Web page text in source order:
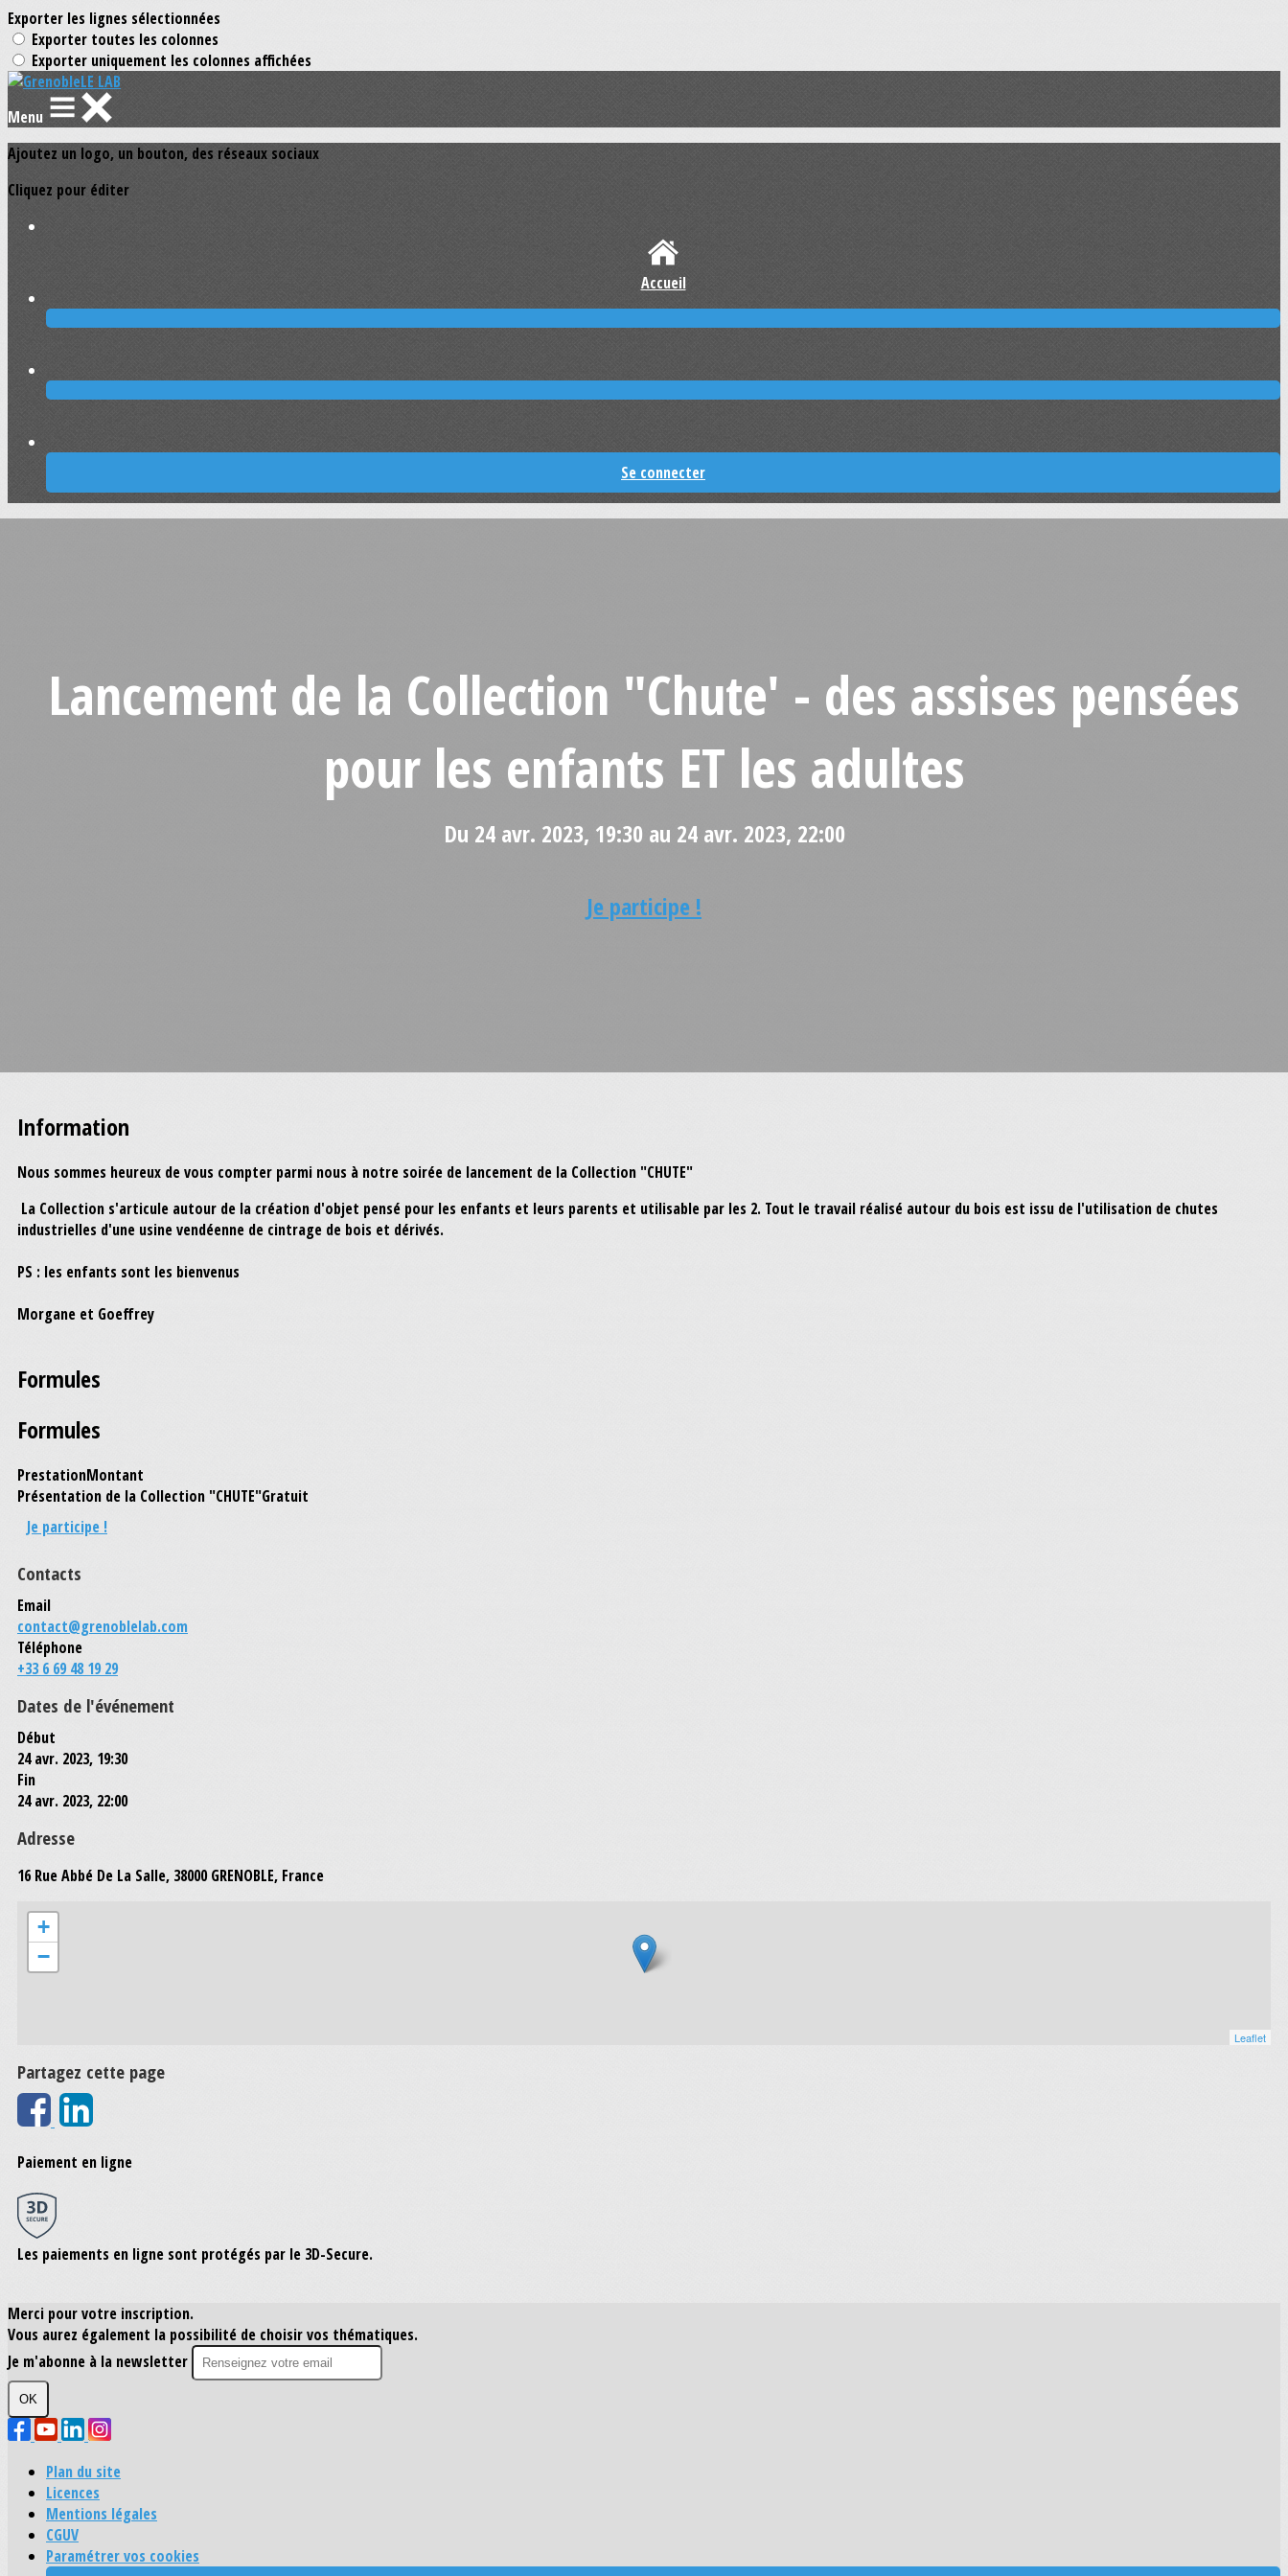
Exporter les lignes sélectionnées
Exporter toutes les colonnes
Exporter uniquement les colonnes affichées
Menu
Ajoutez un logo, un bouton, des réseaux sociaux
Cliquez pour éditer
Accueil
Se connecter
Lancement de la Collection "Chute' - des assises pensées
pour les enfants ET les adultes
Du 24 avr. 2023, 19:30 au 24 avr. 2023, 22:00
Je participe !
Information
Nous sommes heureux de vous compter parmi nous à notre soirée de lancement de la Collection "CHUTE"
La Collection s'articule autour de la création d'objet pensé pour les enfants et leurs parents et utilisable par les 2. Tout le travail réalisé autour du bois est issu de l'utilisation de chutes
industrielles d'une usine vendéenne de cintrage de bois et dérivés.
PS : les enfants sont les bienvenus
Morgane et Goeffrey
Formules
Formules
PrestationMontant
Présentation de la Collection "CHUTE"Gratuit
Je participe !
Contacts
Email
contact@grenoblelab.com
Téléphone
+33 6 69 48 19 29
Dates de l'événement
Début
24 avr. 2023, 19:30
Fin
24 avr. 2023, 22:00
Adresse
16 Rue Abbé De La Salle, 38000 GRENOBLE, France
+
−
Leaflet
Partagez cette page
Paiement en ligne
Les paiements en ligne sont protégés par le 3D-Secure.
Merci pour votre inscription.
Vous aurez également la possibilité de choisir vos thématiques.
Je m'abonne à la newsletter
OK
Plan du site
Licences
Mentions légales
CGUV
Paramétrer vos cookies